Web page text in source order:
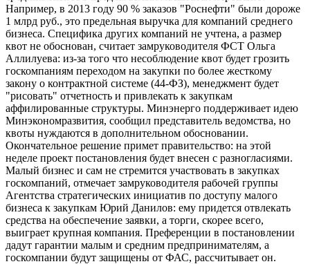
Например, в 2013 году 90 % заказов "Роснефти" были дороже
1 млрд руб., это предельная выручка для компаний среднего
бизнеса. Специфика других компаний не учтена, а размер
квот не обоснован, считает замруководителя ФСТ Ольга
Аллилуева: из-за того что несоблюдение квот будет грозить
госкомпаниям переходом на закупки по более жесткому
закону о контрактной системе (44-ФЗ), менеджмент будет
"рисовать" отчетность и привлекать к закупкам
аффилированные структуры. Минэнерго поддерживает идею
Минэкономразвития, сообщил представитель ведомства, но
квоты нуждаются в дополнительном обосновании.
Окончательное решение примет правительство: на этой
неделе проект постановления будет внесен с разногласиями.
Малый бизнес и сам не стремится участвовать в закупках
госкомпаний, отмечает замруководителя рабочей группы
Агентства стратегических инициатив по доступу малого
бизнеса к закупкам Юрий Данилов: ему придется отвлекать
средства на обеспечение заявки, а торги, скорее всего,
выиграет крупная компания. Преференции в постановлении
дадут гарантии малым и средним предпринимателям, а
госкомпании будут защищены от ФАС, рассчитывает он.